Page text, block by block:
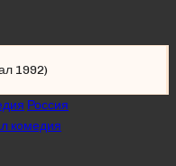
1992)
Россия
комедия